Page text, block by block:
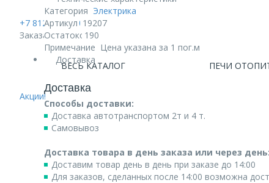
+7 812 740 68 02
Заказать звонок
ВЕСЬ КАТАЛОГ ПЕЧИ
Акции!
Категория Электрика
Артикул 19207
Остаток 190
Примечание Цена указана за 1 пог.м
Доставка
Доставка
Способы доставки:
Доставка автотранспортом 2т и 4 т.
Самовывоз
Доставка товара в день заказа или через день:
Доставим товар день в день при заказе до 14:00
Для заказов, сделанных после 14:00 возможна